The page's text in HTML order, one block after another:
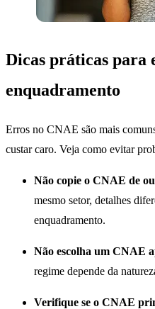
Dicas práticas para
enquadramento
Erros no CNAE são mais
custar caro. Veja como evitar
Não copie o CNAE de
mesmo setor, detalhes
enquadramento.
Não escolha um CNAE
regime depende da
Verifique se o CNAE